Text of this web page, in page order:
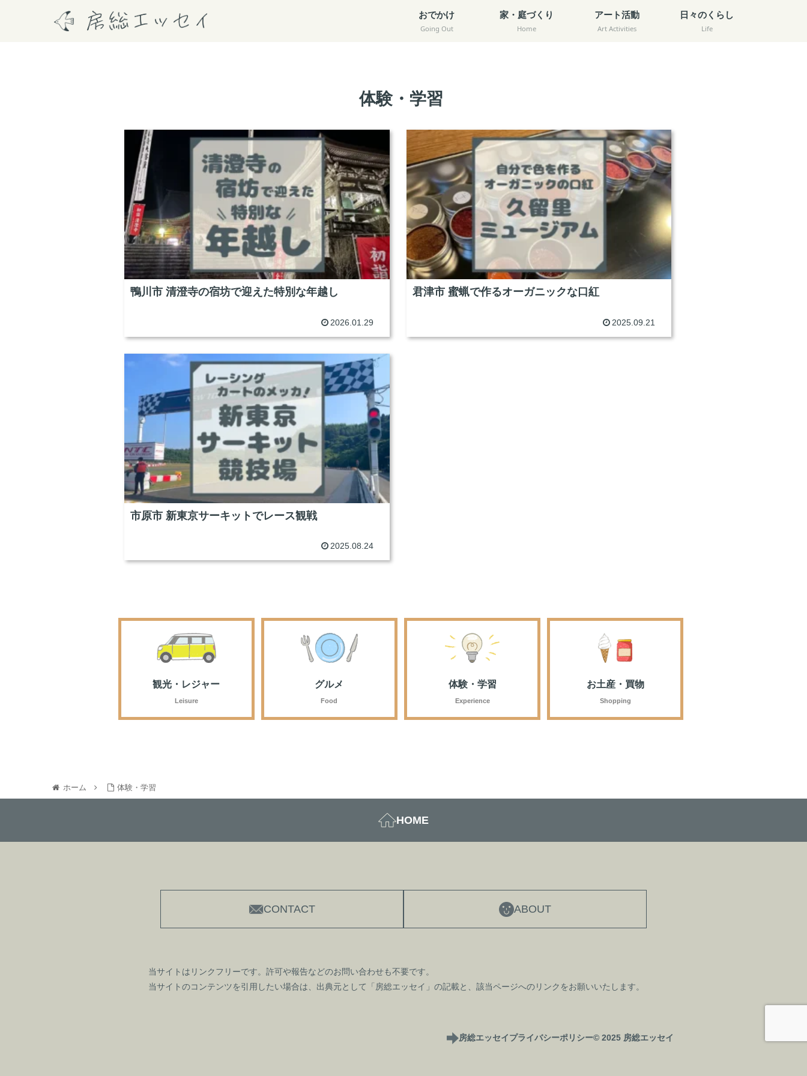
おでかけ
Going Out
家・庭づくり
Home
アート活動
Art Activities
日々のくらし
Life
体験・学習
鴨川市 清澄寺の宿坊で迎えた特別な年越し
2026.01.29
君津市 蜜蝋で作るオーガニックな口紅
2025.09.21
市原市 新東京サーキットでレース観戦
2025.08.24
観光・レジャー
Leisure
グルメ
Food
体験・学習
Experience
お土産・買物
Shopping
ホーム 体験・学習
HOME
CONTACT ABOUT
当サイトはリンクフリーです。許可や報告などのお問い合わせも不要です。
当サイトのコンテンツを引用したい場合は、出典元として「房総エッセイ」の記載と、該当ページへのリンクをお願いいたします。
房総エッセイプライバシーポリシー© 2025 房総エッセイ